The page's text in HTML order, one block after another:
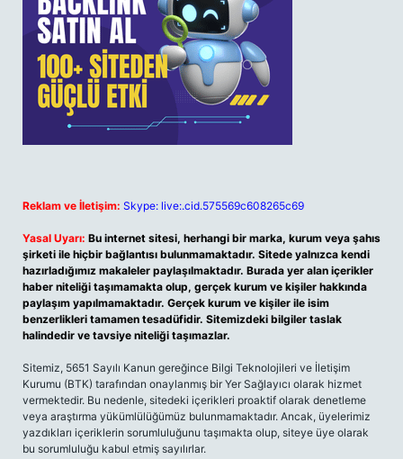
Reklam ve İletişim: Skype: live:.cid.575569c608265c69
Yasal Uyarı: Bu internet sitesi, herhangi bir marka, kurum veya şahıs
şirketi ile hiçbir bağlantısı bulunmamaktadır. Sitede yalnızca kendi
hazırladığımız makaleler paylaşılmaktadır. Burada yer alan içerikler
haber niteliği taşımamakta olup, gerçek kurum ve kişiler hakkında
paylaşım yapılmamaktadır. Gerçek kurum ve kişiler ile isim
benzerlikleri tamamen tesadüfidir. Sitemizdeki bilgiler taslak
halindedir ve tavsiye niteliği taşımazlar.
Sitemiz, 5651 Sayılı Kanun gereğince Bilgi Teknolojileri ve İletişim
Kurumu (BTK) tarafından onaylanmış bir Yer Sağlayıcı olarak hizmet
vermektedir. Bu nedenle, sitedeki içerikleri proaktif olarak denetleme
veya araştırma yükümlülüğümüz bulunmamaktadır. Ancak, üyelerimiz
yazdıkları içeriklerin sorumluluğunu taşımakta olup, siteye üye olarak
bu sorumluluğu kabul etmiş sayılırlar.